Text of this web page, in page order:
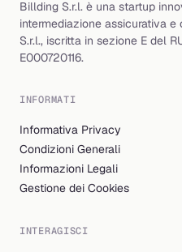
Billding S.r.l. è una startup
intermediazione assicurativa
S.r.l., iscritta in sezione E del
E000720116.
INFORMATI
Informativa Privacy
Condizioni Generali
Informazioni Legali
Gestione dei Cookies
INTERAGISCI